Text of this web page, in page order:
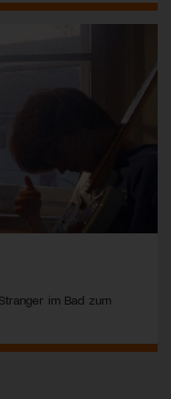
im Bad zum